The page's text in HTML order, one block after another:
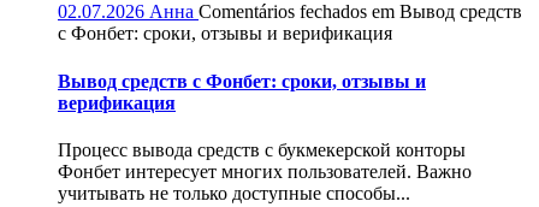
02.07.2026 Анна Comentários fechados em Вывод средств
с Фонбет: сроки, отзывы и верификация
Вывод средств с Фонбет: сроки, отзывы и
верификация
Процесс вывода средств с букмекерской конторы
Фонбет интересует многих пользователей. Важно
учитывать не только доступные способы...